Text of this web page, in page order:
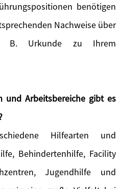
benötigen
Nachweise über
B. Urkunde zu Ihrem
und Arbeitsbereiche gibt es
Hilfearten und
Behindertenhilfe, Facility
Jugendhilfe und